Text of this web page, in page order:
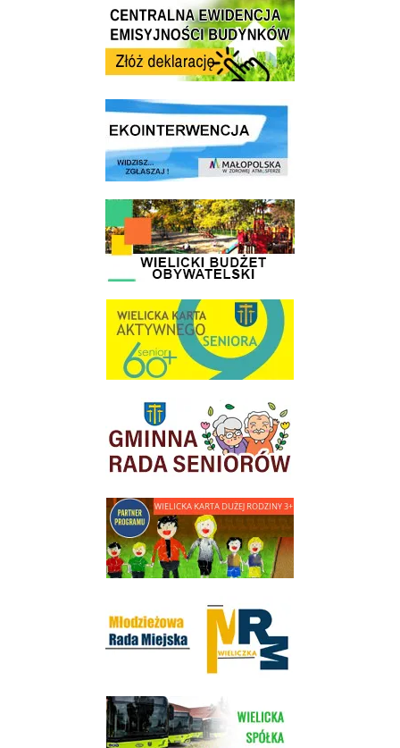
Centrala Ewidencja Emisyjności Budynków - złóż deklarację
link do strony ekointerwencja dot.- powietrza
link do strony - Wielicki Budżet Obywatelski
link do strony Wielicka Karta Aktywnego Seniora
link do strony Gminnej Rady Seniorow - Wieliczka
link do strony - Wielicka Karta Dużej Rodziny
link do strony Wielickiej Spółki Transportowej